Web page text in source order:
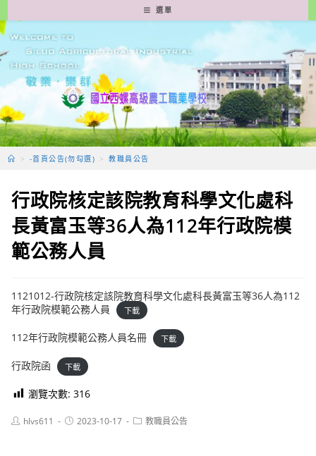
轉
至
要
容
選單
> -首頁公告(勿勾選) > 教職員公告
行政院核定該院教育科學文化處科
長黃富玉等36人為112年行政院模
範公務人員
1121012-行政院核定該院教育科學文化處科長黃富玉等36人為112
年行政院模範公務人員
下載
112年行政院模範公務人員名冊 下載
行政院函 下載
瀏覽次數: 316
Posthlvs611
Post2023-10-17
Post教職員公告